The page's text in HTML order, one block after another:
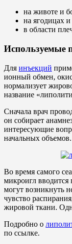
на животе и
на ягодицах и
в области
Используемые
Для инъекций
ионный обмен,
нормализует
название
Сначала врач
он собирает
интересующие
начальных объемов.
Во время самого
микроигл
могут возникнуть
чувство
жировой ткани.
Подробно о
по ссылке.